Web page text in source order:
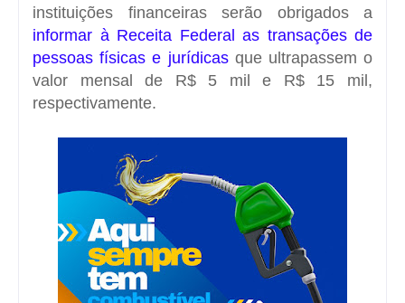
instituições financeiras serão obrigados a
informar à Receita Federal as transações de
pessoas físicas e jurídicasque ultrapassem o
valor mensal de R$ 5 mil e R$ 15 mil,
respectivamente.